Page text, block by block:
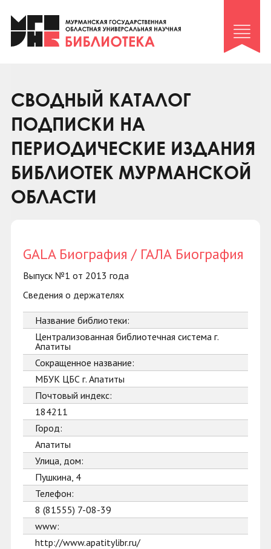
Клуб «Гиря и сельдерей»
Клуб «Семейный архив»
Коллегам
Контакты
СВОДНЫЙ КАТАЛОГ
ПОДПИСКИ НА
ПЕРИОДИЧЕСКИЕ ИЗДАНИЯ
БИБЛИОТЕК МУРМАНСКОЙ
ОБЛАСТИ
GALA Биография / ГАЛА Биография
Выпуск №1 от 2013 года
Сведения о держателях
Название библиотеки:
Централизованная библиотечная система г.
Апатиты
Сокращенное название:
МБУК ЦБС г. Апатиты
Почтовый индекс:
184211
Город:
Апатиты
Улица, дом:
Пушкина, 4
Телефон:
8 (81555) 7-08-39
www:
http://www.apatitylibr.ru/